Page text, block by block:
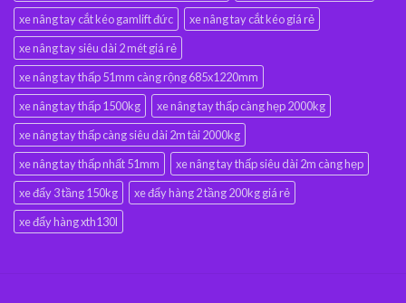
xe nâng tay cắt kéo gamlift đức
xe nâng tay cắt kéo giá rẻ
xe nâng tay siêu dài 2 mét giá rẻ
xe nâng tay thấp 51mm càng rộng 685x1220mm
xe nâng tay thấp 1500kg
xe nâng tay thấp càng hẹp 2000kg
xe nâng tay thấp càng siêu dài 2m tải 2000kg
xe nâng tay thấp nhất 51mm
xe nâng tay thấp siêu dài 2m càng hẹp
xe đẩy 3 tầng 150kg
xe đẩy hàng 2 tầng 200kg giá rẻ
xe đẩy hàng xth130l